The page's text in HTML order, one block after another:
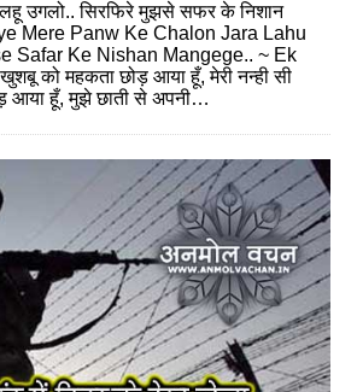
लहू उगलो.. सिरफिरे मुझसे सफर के निशान
Mere Panw Ke Chalon Jara Lahu
Safar Ke Nishan Mangege.. ~ Ek
को महकता छोड़ आया हूँ, मेरी नन्‍ही सी
आया हूँ, मुझे छाती से अपनी…